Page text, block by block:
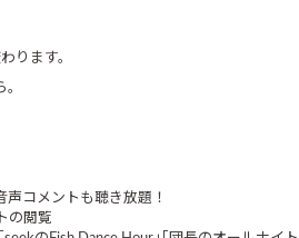
ります。
コメントも聴き放題！
の閲覧